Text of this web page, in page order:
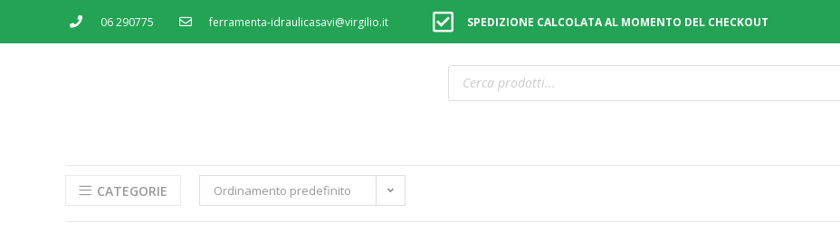
06 290775 ferramenta-idraulicasavi@virgilio.it SPEDIZIONE CALCOLATA AL MOMENTO DEL CHECKOUT
CATEGORIE Ordinamento predefinito